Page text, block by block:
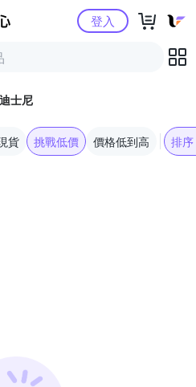
Yahoo購物中心登入
士尼
貨 挑戰低價 價格低到高 排序